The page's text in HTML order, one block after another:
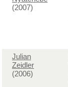
(2007)
Julian
Zeidler
(2006)